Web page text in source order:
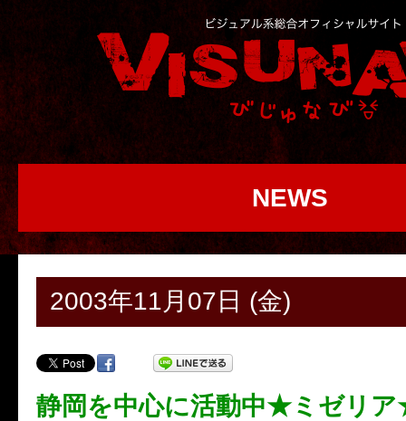
NEWS
2003年11月07日 (金)
静岡を中心に活動中★ミゼリ